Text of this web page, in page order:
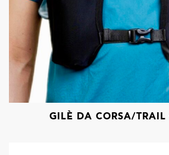
GILÈ DA CORSA/TRAIL